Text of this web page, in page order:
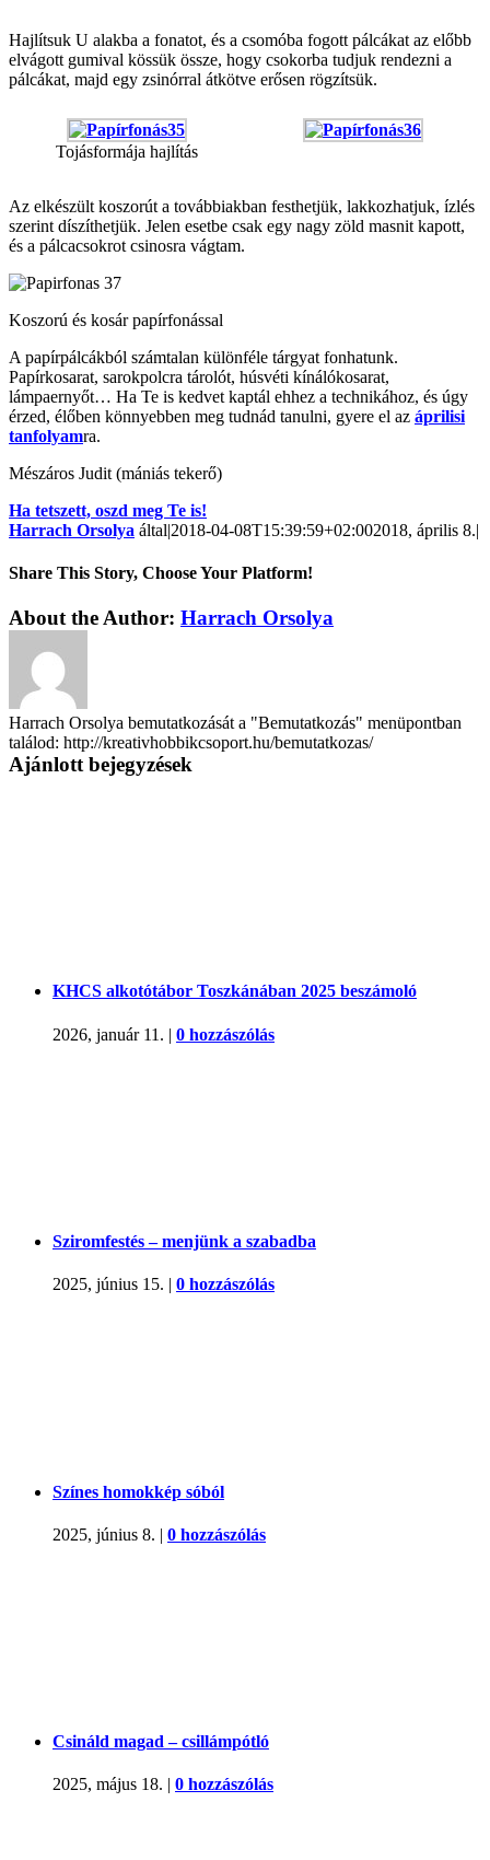
Hajlítsuk U alakba a fonatot, és a csomóba fogott pálcákat az előbb
elvágott gumival kössük össze, hogy csokorba tudjuk rendezni a
pálcákat, majd egy zsinórral átkötve erősen rögzítsük.
Tojásformája hajlítás
Az elkészült koszorút a továbbiakban festhetjük, lakkozhatjuk, ízlés
szerint díszíthetjük. Jelen esetbe csak egy nagy zöld masnit kapott,
és a pálcacsokrot csinosra vágtam.
Koszorú és kosár papírfonással
A papírpálcákból számtalan különféle tárgyat fonhatunk.
Papírkosarat, sarokpolcra tárolót, húsvéti kínálókosarat,
lámpaernyőt… Ha Te is kedvet kaptál ehhez a technikához, és úgy
érzed, élőben könnyebben meg tudnád tanulni, gyere el az áprilisi
tanfolyamra.
Mészáros Judit (mániás tekerő)
Ha tetszett, oszd meg Te is!
Harrach Orsolya által|2018-04-08T15:39:59+02:002018, április 8.|
Share This Story, Choose Your Platform!
About the Author: Harrach Orsolya
Harrach Orsolya bemutatkozását a "Bemutatkozás" menüpontban
találod: http://kreativhobbikcsoport.hu/bemutatkozas/
Ajánlott bejegyzések
KHCS alkotótábor Toszkánában 2025 beszámoló
2026, január 11. | 0 hozzászólás
Sziromfestés – menjünk a szabadba
2025, június 15. | 0 hozzászólás
Színes homokkép sóból
2025, június 8. | 0 hozzászólás
Csináld magad – csillámpótló
2025, május 18. | 0 hozzászólás